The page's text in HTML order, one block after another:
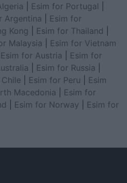
Esim for Portugal
Argentina
Esim for
Kong Esim for Thailand
Malaysia
Esim for Vietnam
Esim for Austria
Esim for
Esim for Russia
Esim for Peru
Esim
Macedonia
Esim for
Esim for Norway
Esim for